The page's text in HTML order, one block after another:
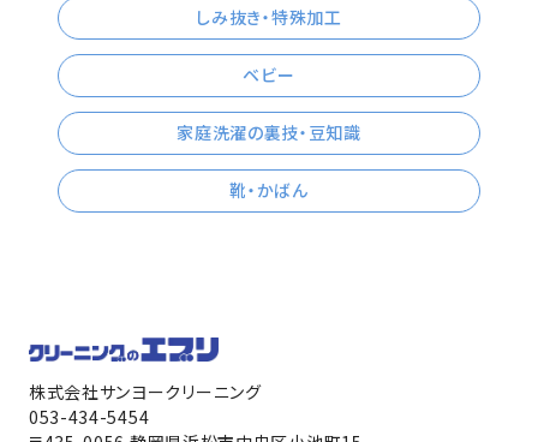
しみ抜き・特殊加工
ベビー
家庭洗濯の裏技・豆知識
靴・かばん
株式会社サンヨークリーニング
053-434-5454